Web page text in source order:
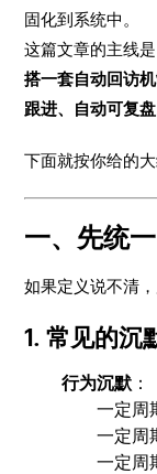
固化到系统中。
这篇文章的主线是
搭一套自动回访
跟进、自动可复盘
下面就按你给的
一、先统
如果定义说不清
1. 常见的沉
行为沉默 ：
一定周
一定周
一定周